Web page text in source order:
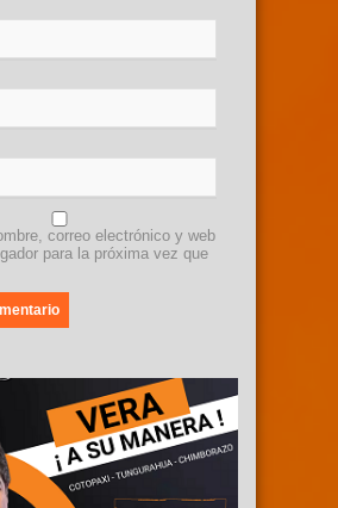
correo electrónico y web
para la próxima vez que